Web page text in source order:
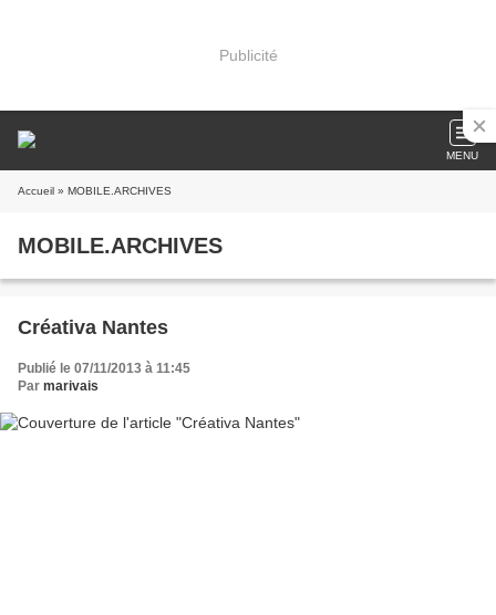
Publicité
MENU
Accueil » MOBILE.ARCHIVES
MOBILE.ARCHIVES
Créativa Nantes
Publié le 07/11/2013 à 11:45
Par marivais